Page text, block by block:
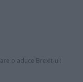
o aduce Brexit-ul: